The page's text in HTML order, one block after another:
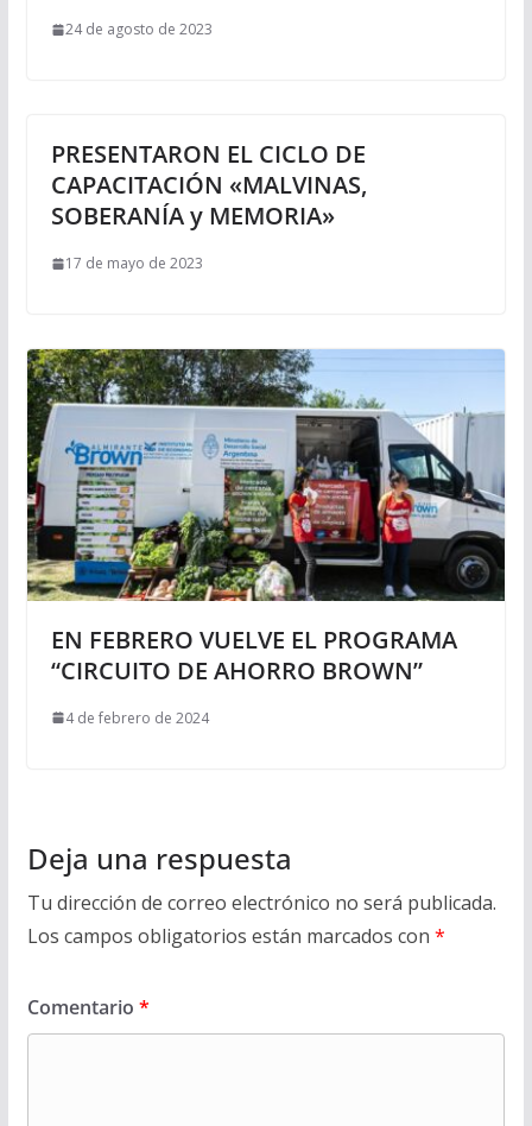
24 de agosto de 2023
PRESENTARON EL CICLO DE
CAPACITACIÓN «MALVINAS,
SOBERANÍA y MEMORIA»
17 de mayo de 2023
EN FEBRERO VUELVE EL PROGRAMA
“CIRCUITO DE AHORRO BROWN”
4 de febrero de 2024
Deja una respuesta
Tu dirección de correo electrónico no será publicada.
Los campos obligatorios están marcados con *
Comentario *